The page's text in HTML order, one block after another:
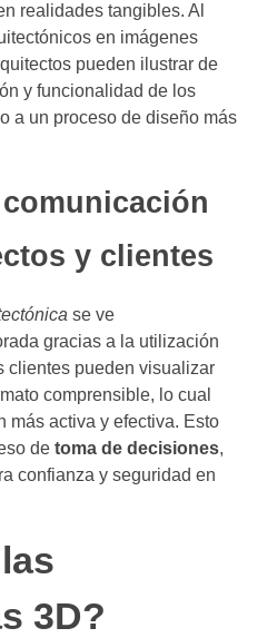
realidades tangibles. Al
en imágenes
pueden ilustrar de
y funcionalidad de los
a un proceso de diseño más
y clientes
se ve
gracias a la utilización
clientes pueden visualizar
comprensible, lo cual
más activa y efectiva. Esto
de toma de decisiones,
confianza y seguridad en
3D?